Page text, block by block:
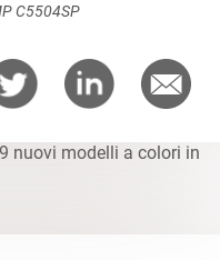
C5504SP